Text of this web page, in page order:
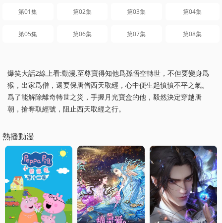
第01集 第02集 第03集 第04集
第05集 第06集 第07集 第08集
爆笑大話2線上看:動漫,至尊寶得知他爲孫悟空轉世，不但要變身爲
猴，出家爲僧，還要保唐僧西天取經，心中便生起憤憤不平之氣。
爲了能解除離奇轉世之災，手握月光寶盒的他，毅然決定穿越唐
朝，搶奪取經號，阻止西天取經之行。
熱播動漫